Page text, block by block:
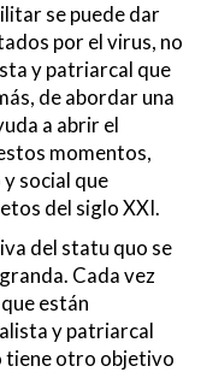
se puede dar
por el virus, no
y patriarcal que
de abordar una
a abrir el
momentos,
social que
del siglo XXI.
del statu quo se
Cada vez
están
y patriarcal
tiene otro objetivo